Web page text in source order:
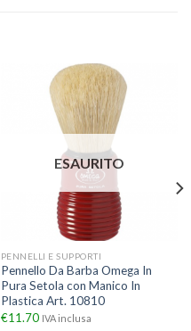
ESAURITO
PENNELLI E SUPPORTI
Pennello Da Barba Omega In
Pura Setola con Manico In
Plastica Art. 10810
€11.70 IVA inclusa